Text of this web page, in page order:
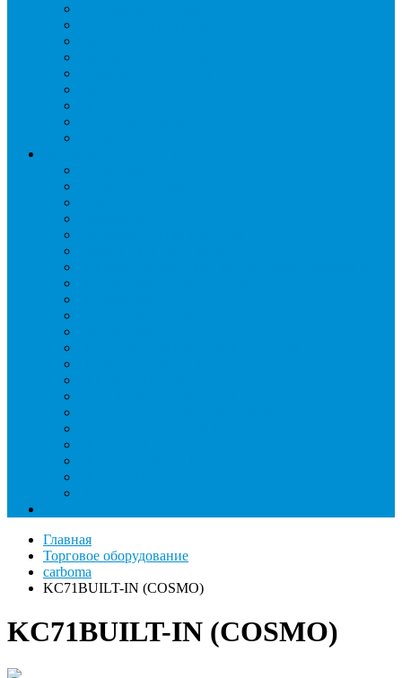
Главная
Торговое оборудование
carboma
KC71BUILT-IN (COSMO)
KC71BUILT-IN (COSMO)